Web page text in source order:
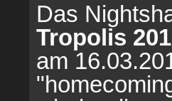
Das
Tropolis
am